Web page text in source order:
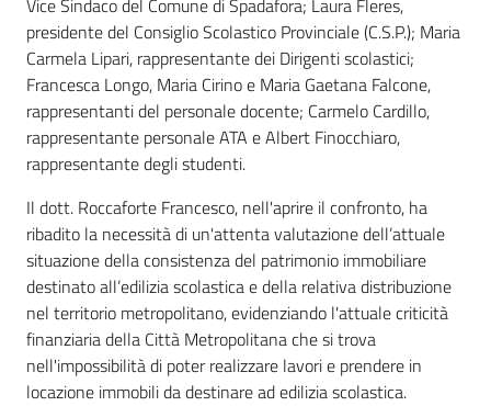
Vice Sindaco del Comune di Spadafora; Laura Fleres,
presidente del Consiglio Scolastico Provinciale (C.S.P.); Maria
Carmela Lipari, rappresentante dei Dirigenti scolastici;
Francesca Longo, Maria Cirino e Maria Gaetana Falcone,
rappresentanti del personale docente; Carmelo Cardillo,
rappresentante personale ATA e Albert Finocchiaro,
rappresentante degli studenti.
Il dott. Roccaforte Francesco, nell'aprire il confronto, ha
ribadito la necessità di un'attenta valutazione dell’attuale
situazione della consistenza del patrimonio immobiliare
destinato all’edilizia scolastica e della relativa distribuzione
nel territorio metropolitano, evidenziando l'attuale criticità
finanziaria della Città Metropolitana che si trova
nell'impossibilità di poter realizzare lavori e prendere in
locazione immobili da destinare ad edilizia scolastica.